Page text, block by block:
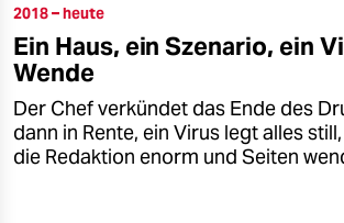
2018 – heute
Ein Haus, ein Szenario, ein
Wende
Der Chef verkündet das Ende des
dann in Rente, ein Virus legt alles
die Redaktion enorm und Seiten